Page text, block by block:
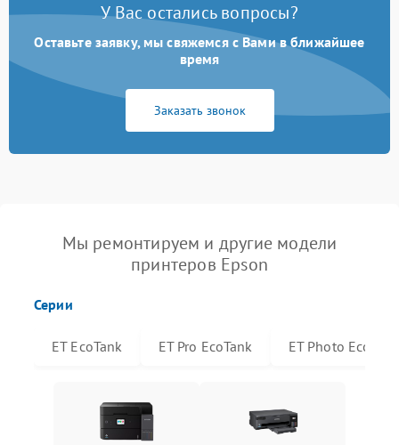
У Вас остались вопросы?
Оставьте заявку, мы свяжемся с Вами в ближайшее
время
Заказать звонок
Мы ремонтируем и другие модели
принтеров Epson
Серии
ET EcoTank ET Pro EcoTank ET Photo